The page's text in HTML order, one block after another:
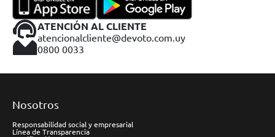
ATENCIÓN AL CLIENTE
atencionalcliente@devoto.com.uy
0800 0033
Nosotros
Responsabilidad social y empresarial
Línea de Transparencia